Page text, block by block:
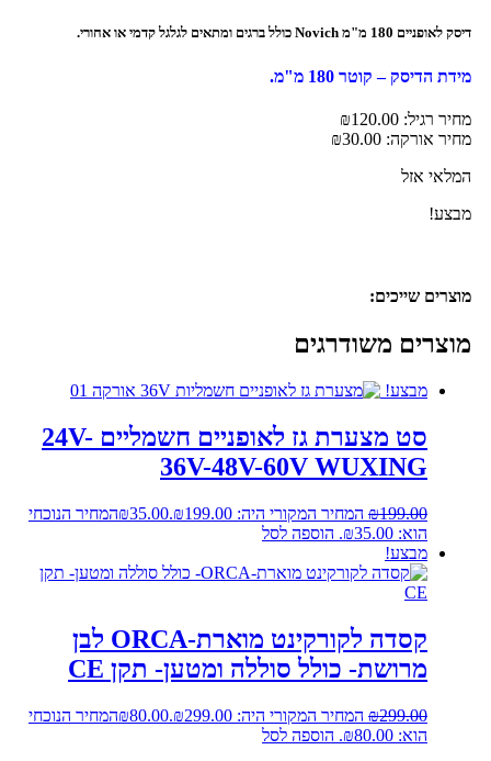
דיסק לאופניים 180 מ"מ Novich כולל ברגים ומתאים לגלגל קדמי או אחורי.
מידת הדיסק – קוטר 180 מ"מ.
מחיר רגיל: ₪120.00
מחיר אורקה:
₪30.00
המלאי אזל
מבצע!
מוצרים שייכים:
מוצרים משודרגים
מבצע!
סט מצערת גז לאופניים חשמליים 24V-
36V-48V-60V WUXING
₪199.00 המחיר המקורי היה: ₪199.00. ₪35.00
המחיר הנוכחי
הוא: ₪35.00.
הוספה לסל
מבצע!
קסדה לקורקינט מוארת-ORCA לבן
מרושת- כולל סוללה ומטען- תקן CE
₪299.00 המחיר המקורי היה: ₪299.00. ₪80.00
המחיר הנוכחי
הוא: ₪80.00.
הוספה לסל